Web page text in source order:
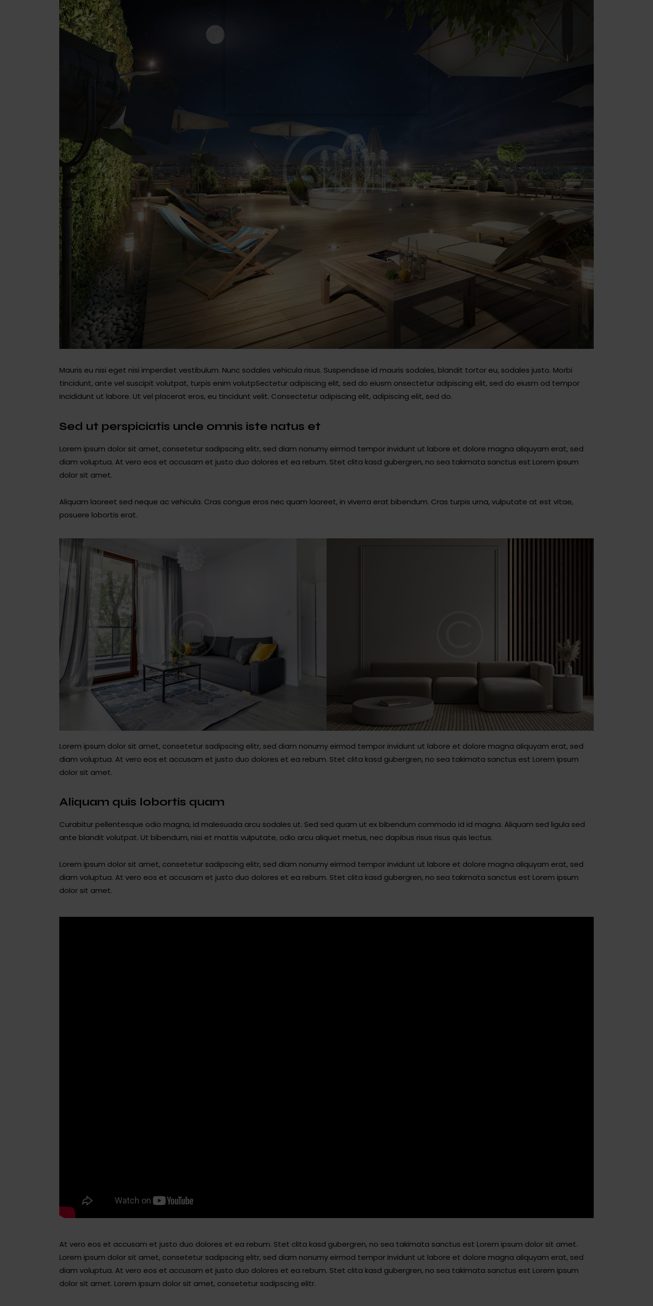
Mauris eu nisi eget nisi imperdiet vestibulum. Nunc sodales vehicula risus. Suspendisse id mauris sodales, blandit tortor eu, sodales justo. Morbi
tincidunt, ante vel suscipit volutpat, turpis enim volutpSectetur adipiscing elit, sed do eiusm onsectetur adipiscing elit, sed do eiusm od tempor
incididunt ut labore. Ut vel placerat eros, eu tincidunt velit. Consectetur adipiscing elit, adipiscing elit, sed do.
Sed ut perspiciatis unde omnis iste natus et
Lorem ipsum dolor sit amet, consetetur sadipscing elitr, sed diam nonumy eirmod tempor invidunt ut labore et dolore magna aliquyam erat, sed
diam voluptua. At vero eos et accusam et justo duo dolores et ea rebum. Stet clita kasd gubergren, no sea takimata sanctus est Lorem ipsum
dolor sit amet.
Aliquam laoreet sed neque ac vehicula. Cras congue eros nec quam laoreet, in viverra erat bibendum. Cras turpis urna, vulputate at est vitae,
posuere lobortis erat.
Lorem ipsum dolor sit amet, consetetur sadipscing elitr, sed diam nonumy eirmod tempor invidunt ut labore et dolore magna aliquyam erat, sed
diam voluptua. At vero eos et accusam et justo duo dolores et ea rebum. Stet clita kasd gubergren, no sea takimata sanctus est Lorem ipsum
dolor sit amet.
Aliquam quis lobortis quam
Curabitur pellentesque odio magna, id malesuada arcu sodales ut. Sed sed quam ut ex bibendum commodo id id magna. Aliquam sed ligula sed
ante blandit volutpat. Ut bibendum, nisi et mattis vulputate, odio arcu aliquet metus, nec dapibus risus risus quis lectus.
Lorem ipsum dolor sit amet, consetetur sadipscing elitr, sed diam nonumy eirmod tempor invidunt ut labore et dolore magna aliquyam erat, sed
diam voluptua. At vero eos et accusam et justo duo dolores et ea rebum. Stet clita kasd gubergren, no sea takimata sanctus est Lorem ipsum
dolor sit amet.
At vero eos et accusam et justo duo dolores et ea rebum. Stet clita kasd gubergren, no sea takimata sanctus est Lorem ipsum dolor sit amet.
Lorem ipsum dolor sit amet, consetetur sadipscing elitr, sed diam nonumy eirmod tempor invidunt ut labore et dolore magna aliquyam erat, sed
diam voluptua. At vero eos et accusam et justo duo dolores et ea rebum. Stet clita kasd gubergren, no sea takimata sanctus est Lorem ipsum
dolor sit amet. Lorem ipsum dolor sit amet, consetetur sadipscing elitr.